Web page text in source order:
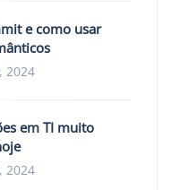
e como usar
2024
em TI muito
2024